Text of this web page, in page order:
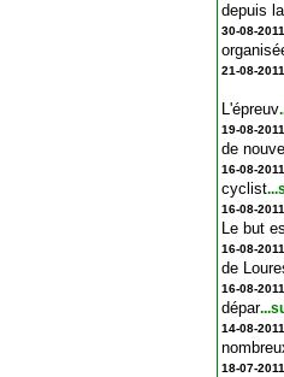
depuis
30-08-2011
21-08-2011
L'épreuv
19-08-2011
de
16-08-2011
cyclist
16-08-2011
Le but
16-08-2011
de
16-08-2011
dépar
14-08-2011
18-07-2011